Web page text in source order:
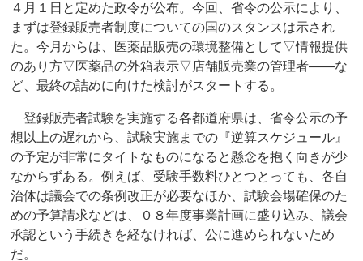
４月１日と定めた政令が公布。今回、省令の公示により、
まずは登録販売者制度についての国のスタンスは示され
た。今月からは、医薬品販売の環境整備として▽情報提供
のあり方▽医薬品の外箱表示▽店舗販売業の管理者――な
ど、最終の詰めに向けた検討がスタートする。
登録販売者試験を実施する各都道府県は、省令公示の予
想以上の遅れから、試験実施までの『逆算スケジュール』
の予定が非常にタイトなものになると懸念を抱く向きが少
なからずある。例えば、受験手数料ひとつとっても、各自
治体は議会での条例改正が必要なほか、試験会場確保のた
めの予算請求などは、０８年度事業計画に盛り込み、議会
承認という手続きを経なければ、公に進められないため
だ。